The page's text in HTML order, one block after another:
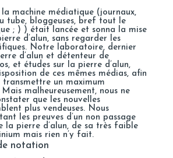
machine médiatique (journaux,
tube, bloggeuses, bref tout le
; ) ) était lancée et sonna la mise
d’alun, sans regarder les
Notre laboratoire, dernier
d’alun et détenteur de
et études sur la pierre d’alun,
de ces mêmes médias, afin
un maximum
malheureusement, nous ne
que les nouvelles
plus vendeuses. Nous
les preuves d’un non passage
la pierre d’alun, de sa très faible
mais rien n’y fait.
notation